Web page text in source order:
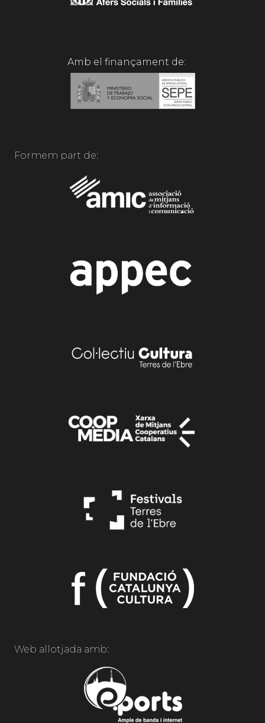
Amb el finançament de:
Formem part de:
Web allotjada amb: